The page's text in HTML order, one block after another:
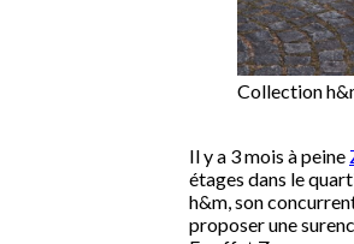
Collection
Il y a 3 mois à peine
étages dans le
h&m, son
proposer une